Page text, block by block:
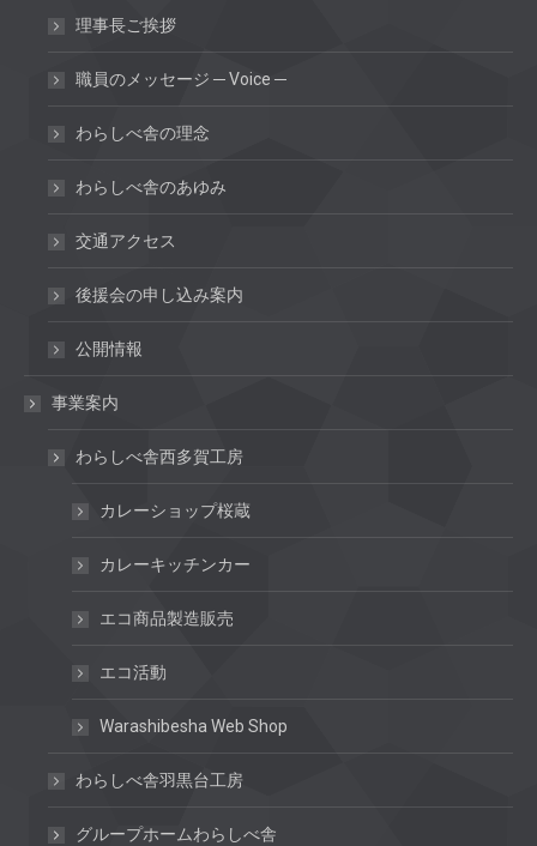
理事長ご挨拶
職員のメッセージ ─ Voice ─
わらしべ舎の理念
わらしべ舎のあゆみ
交通アクセス
後援会の申し込み案内
公開情報
事業案内
わらしべ舎西多賀工房
カレーショップ桜蔵
カレーキッチンカー
エコ商品製造販売
エコ活動
Warashibesha Web Shop
わらしべ舎羽黒台工房
グループホームわらしべ舎